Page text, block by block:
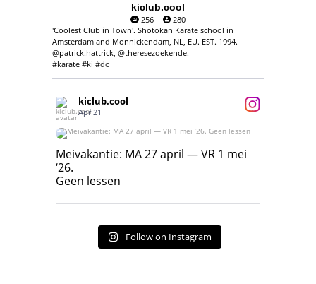
kiclub.cool
256
280
'Coolest Club in Town'. Shotokan Karate school in
Amsterdam and Monnickendam, NL, EU. EST. 1994.
@patrick.hattrick, @theresezoekende.
#karate #ki #do
kiclub.cool
Apr 21
Meivakantie: MA 27 april — VR 1 mei ‘26.
Geen lessen
Meivakantie: MA 27 april — VR 1 mei
‘26.
Geen lessen
Follow on Instagram